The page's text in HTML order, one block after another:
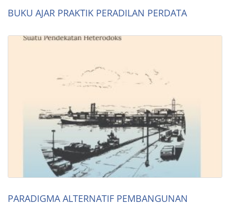
BUKU AJAR PRAKTIK PERADILAN PERDATA
PARADIGMA ALTERNATIF PEMBANGUNAN